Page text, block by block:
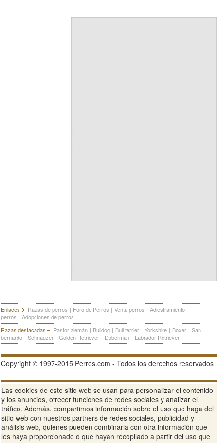
Enlaces Razas de perros | Foro de Perros | Venta perros | Adiestramiento
perros | Adopciones de perros
Razas destacadas
Pastor alemán | Bulldog | Bull terrier | Yorkshire | Boxer | San
bernardo | Schnauzer | Golden Retriever | Doberman | Labrador Retriever
Copyright © 1997-2015 Perros.com - Todos los derechos reservados
Publicidad en Perros.com | Contacte | Aviso Legal Política de
privacidad | Condiciones de uso
Ver sitio web completo
Las cookies de este sitio web se usan para personalizar el contenido
y los anuncios, ofrecer funciones de redes sociales y analizar el
tráfico. Además, compartimos información sobre el uso que haga del
sitio web con nuestros partners de redes sociales, publicidad y
análisis web, quienes pueden combinarla con otra información que
les haya proporcionado o que hayan recopilado a partir del uso que